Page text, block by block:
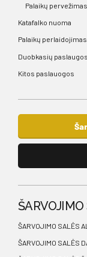
Palaikų
Katafalko nuoma
Palaikų perlaidojimas
Duobkasių paslaugos
Kitos paslauogos
ŠARVOJIMO
ŠARVOJIMO SALĖS
ŠARVOJIMO SALĖS